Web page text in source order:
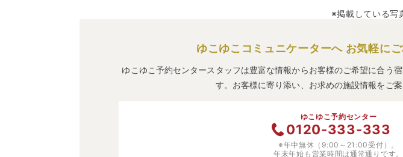
※掲載している写
ゆこゆこコミュニケーターへ お気軽に
ゆこゆこ予約センタースタッフは豊富な情報からお客様のご希望に合う
す。お客様に寄り添い、お求めの施設情報をご案
ゆこゆこ予約センター
0120-333-333
※年中無休（9:00～21:00受付）。
年末年始も営業時間は通常通りです。